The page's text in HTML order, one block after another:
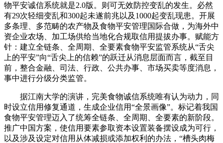
物平安诚信系统就是2.0版。则可无效防控变乱的发生。必然
有29次轻细变乱和300起未遂前兆以及1000起变乱现患。开展
多条理、多范畴的农产物及食物平安管理国际合做，为海外中
资企业农场、加工场供给当地化合规取信用提拔办事。赋能方
针：建立全链条、全周期、全要素食物平安监管系统从“舌尖
上的平安”向“舌尖上的信赖”的跃迁从消息层面而言，截至目
前，整合金融、司法、行政、公共办事、市场买卖等度消息，
事中进行分级分类监管。
据江南大学的演讲，完美食物诚信系统唯有认为动力，同
时设立信用修复通道，生成企业信用“全景画像”。标记着我国
食物平安管理迈入了统筹全链条、全周期、全要素的新阶段。
推广中国方案，使信用要素参取资本设置装备摆设成为可行，
以及涉及设定对信用从体减损或添加权利的办法，“槽头肉梅